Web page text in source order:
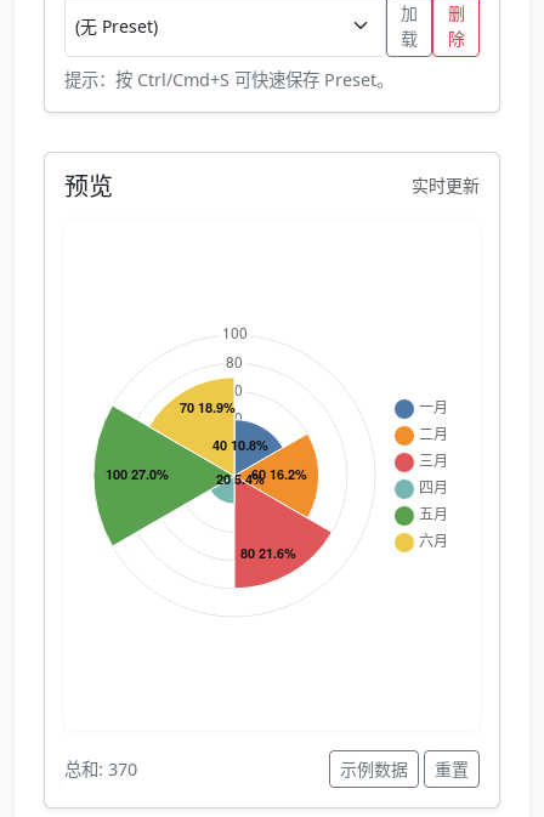
加
载
删
除
提示：按 Ctrl/Cmd+S 可快速保存 Preset。
预览 实时更新
总和: 370 示例数据 重置